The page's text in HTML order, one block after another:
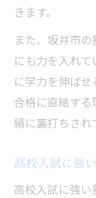
きます。
また、坂井市
にも力を入れ
に学力を伸ば
合格に直結す
績に裏打ちされ
高校入試に強
高校入試に強